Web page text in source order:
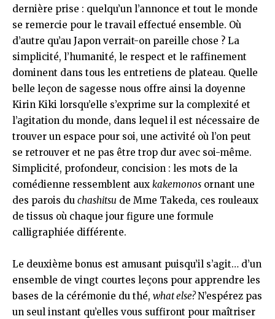
dernière prise : quelqu’un l’annonce et tout le monde
se remercie pour le travail effectué ensemble. Où
d’autre qu’au Japon verrait-on pareille chose ? La
simplicité, l’humanité, le respect et le raffinement
dominent dans tous les entretiens de plateau. Quelle
belle leçon de sagesse nous offre ainsi la doyenne
Kirin Kiki lorsqu’elle s’exprime sur la complexité et
l’agitation du monde, dans lequel il est nécessaire de
trouver un espace pour soi, une activité où l’on peut
se retrouver et ne pas être trop dur avec soi-même.
Simplicité, profondeur, concision : les mots de la
comédienne ressemblent aux kakemonos ornant une
des parois du chashitsu de Mme Takeda, ces rouleaux
de tissus où chaque jour figure une formule
calligraphiée différente.
Le deuxième bonus est amusant puisqu’il s’agit… d’un
ensemble de vingt courtes leçons pour apprendre les
bases de la cérémonie du thé, what else?N’espérez pas
un seul instant qu’elles vous suffiront pour maîtriser